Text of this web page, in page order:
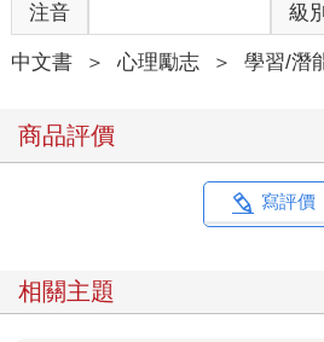
了。」唯有不管在順境或逆境，都全心
中，我們才能感到幸福，打著燈直接
著。奧地利心理學家維克特．法蘭克爾
美的文字寫下了他的總結：「別以成
它、以它為標的，就愈容易錯過它。
那麼，要怎麼在不刻意尋求它的狀況
曲折，而學會操控我們的意識內容是它
我們認識的生命，是塑造經驗的各種力
注音 級別
中文書 ＞ 心理勵志 ＞ 學習/潛
商品評價
寫評價
相關主題